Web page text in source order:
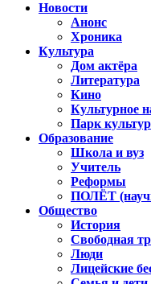
Новости
Анонс
Хроника
Культура
Дом актёра
Литература
Кино
Культурное
Парк
Образование
Школа и вуз
Учитель
Реформы
ПОЛЁТ
Общество
История
Свободная
Люди
Лицейские